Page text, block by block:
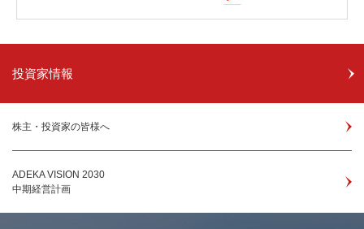
投資家情報
株主・投資家の皆様へ
ADEKA VISION 2030
中期経営計画